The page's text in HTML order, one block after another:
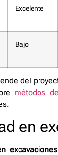
Excelente
Bajo
del
métodos
en
excavaciones